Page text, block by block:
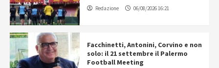
Redazione 06/08/2026 16:21
Facchinetti, Antonini, Corvino e non
solo: il 21 settembre il Palermo
Football Meeting